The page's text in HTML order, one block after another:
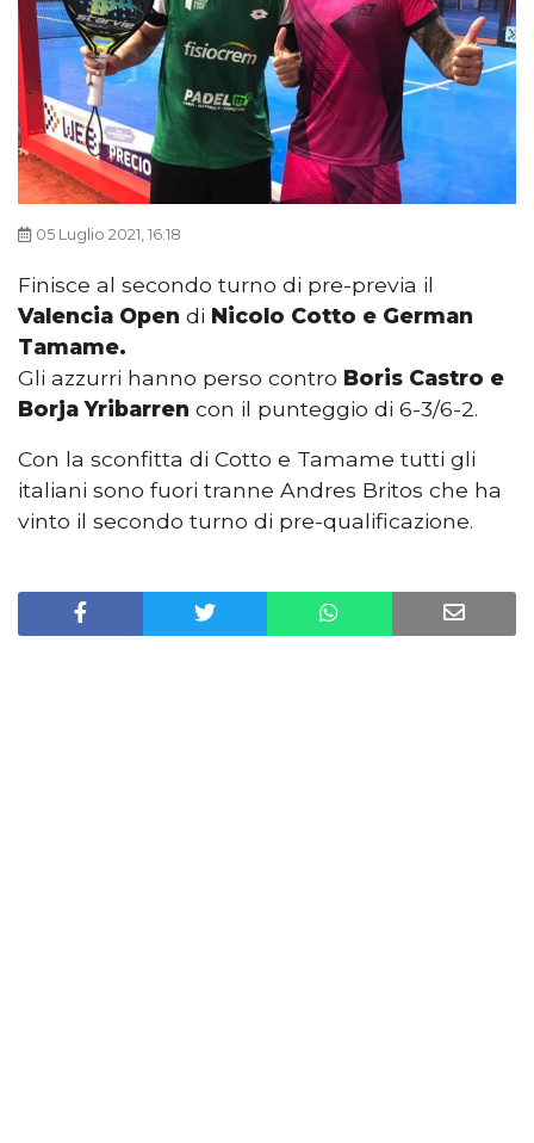
05 Luglio 2021, 16:18
Finisce al secondo turno di pre-previa il
Valencia Open di Nicolo Cotto e German
Tamame.
Gli azzurri hanno perso contro Boris Castro e
Borja Yribarren con il punteggio di 6-3/6-2.
Con la sconfitta di Cotto e Tamame tutti gli
italiani sono fuori tranne Andres Britos che ha
vinto il secondo turno di pre-qualificazione.